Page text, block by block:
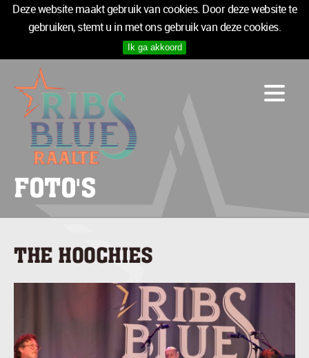
Deze website maakt gebruik van cookies. Door deze website te
gebruiken, stemt u in met ons gebruik van deze cookies.
Ik ga akkoord
PROGRAMMA
LOGIES
INFO
MEDIA
TICKETS
SPONSOREN
TICKETS
FOTO'S
THE HOOCHIES